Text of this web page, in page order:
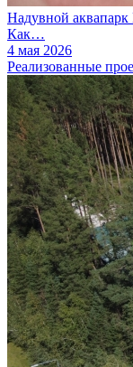
Надувной
Как…
4 мая 2026
Реализованные